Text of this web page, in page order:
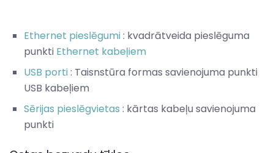
Ethernet pieslēgumi: kvadrātveida pieslēguma
punkti Ethernet kabeļiem
USB porti: Taisnstūra formas savienojuma punkti
USB kabeļiem
Sērijas pieslēgvietas : kārtas kabeļu savienojuma
punkti